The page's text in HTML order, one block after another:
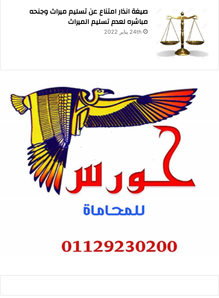
صيغة انذار امتناع عن تسليم ميراث وجنحه
مباشره لعدم تسليم الميراث
24th يناير 2022